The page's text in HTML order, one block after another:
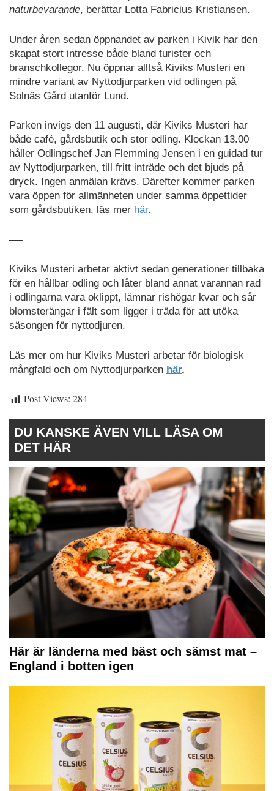
naturbevarande, berättar Lotta Fabricius Kristiansen.
Under åren sedan öppnandet av parken i Kivik har den
skapat stort intresse både bland turister och
branschkollegor. Nu öppnar alltså Kiviks Musteri en
mindre variant av Nyttodjurparken vid odlingen på
Solnäs Gård utanför Lund.
Parken invigs den 11 augusti, där Kiviks Musteri har
både café, gårdsbutik och stor odling. Klockan 13.00
håller Odlingschef Jan Flemming Jensen i en guidad tur
av Nyttodjurparken, till fritt inträde och det bjuds på
dryck. Ingen anmälan krävs. Därefter kommer parken
vara öppen för allmänheten under samma öppettider
som gårdsbutiken, läs mer här.
—-
Kiviks Musteri arbetar aktivt sedan generationer tillbaka
för en hållbar odling och låter bland annat varannan rad
i odlingarna vara oklippt, lämnar rishögar kvar och sår
blomsterängar i fält som ligger i träda för att utöka
säsongen för nyttodjuren.
Läs mer om hur Kiviks Musteri arbetar för biologisk
mångfald och om Nyttodjurparken här.
Post Views: 284
DU KANSKE ÄVEN VILL LÄSA OM
DET HÄR
Här är länderna med bäst och sämst mat –
England i botten igen